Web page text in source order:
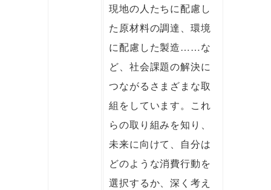
現地の人たちに配慮し
た原材料の調達、環境
に配慮した製造……な
ど、社会課題の解決に
つながるさまざまな取
組をしています。これ
らの取り組みを知り、
未来に向けて、自分は
どのような消費行動を
選択するか、深く考え